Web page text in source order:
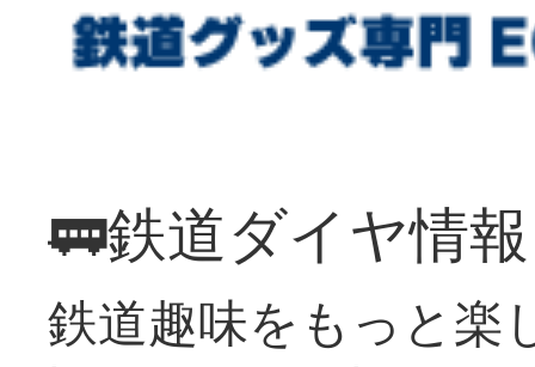
🚃鉄道ダイヤ情
鉄道趣味をもっと楽